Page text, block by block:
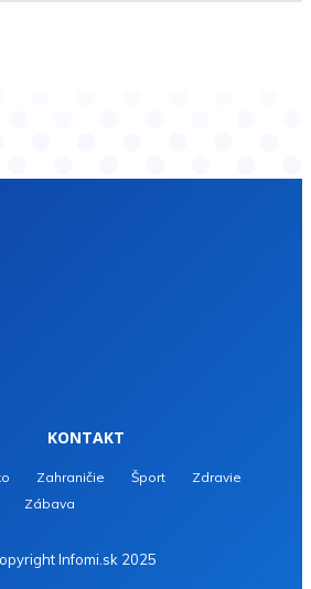
KONTAKT
Zahraničie Šport
Zdravie
Zábava
Infomi.sk 2025